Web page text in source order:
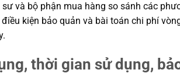
và bộ phận mua hàng so sánh các
kiện bảo quản và bài toán chi phí
thời gian sử dụng,